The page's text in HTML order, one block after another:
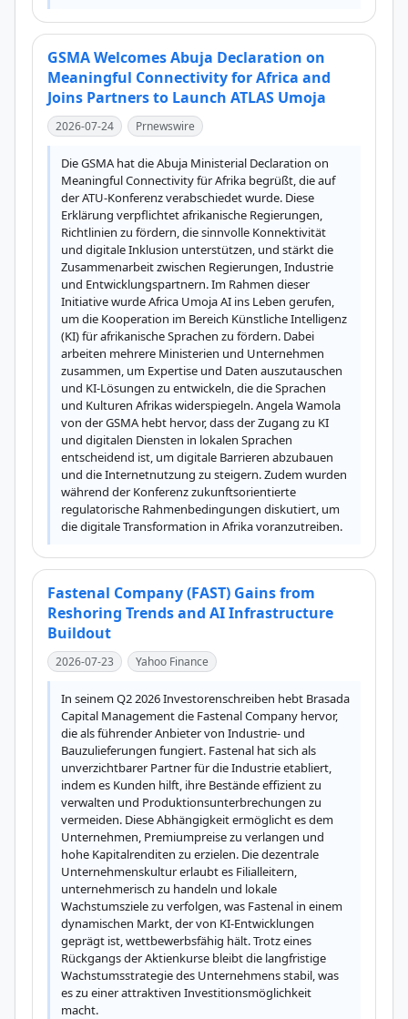
GSMA Welcomes Abuja Declaration on
Meaningful Connectivity for Africa and
Joins Partners to Launch ATLAS Umoja
2026-07-24 Prnewswire
Die GSMA hat die Abuja Ministerial Declaration on
Meaningful Connectivity für Afrika begrüßt, die auf
der ATU-Konferenz verabschiedet wurde. Diese
Erklärung verpflichtet afrikanische Regierungen,
Richtlinien zu fördern, die sinnvolle Konnektivität
und digitale Inklusion unterstützen, und stärkt die
Zusammenarbeit zwischen Regierungen, Industrie
und Entwicklungspartnern. Im Rahmen dieser
Initiative wurde Africa Umoja AI ins Leben gerufen,
um die Kooperation im Bereich Künstliche Intelligenz
(KI) für afrikanische Sprachen zu fördern. Dabei
arbeiten mehrere Ministerien und Unternehmen
zusammen, um Expertise und Daten auszutauschen
und KI-Lösungen zu entwickeln, die die Sprachen
und Kulturen Afrikas widerspiegeln. Angela Wamola
von der GSMA hebt hervor, dass der Zugang zu KI
und digitalen Diensten in lokalen Sprachen
entscheidend ist, um digitale Barrieren abzubauen
und die Internetnutzung zu steigern. Zudem wurden
während der Konferenz zukunftsorientierte
regulatorische Rahmenbedingungen diskutiert, um
die digitale Transformation in Afrika voranzutreiben.
Fastenal Company (FAST) Gains from
Reshoring Trends and AI Infrastructure
Buildout
2026-07-23 Yahoo Finance
In seinem Q2 2026 Investorenschreiben hebt Brasada
Capital Management die Fastenal Company hervor,
die als führender Anbieter von Industrie- und
Bauzulieferungen fungiert. Fastenal hat sich als
unverzichtbarer Partner für die Industrie etabliert,
indem es Kunden hilft, ihre Bestände effizient zu
verwalten und Produktionsunterbrechungen zu
vermeiden. Diese Abhängigkeit ermöglicht es dem
Unternehmen, Premiumpreise zu verlangen und
hohe Kapitalrenditen zu erzielen. Die dezentrale
Unternehmenskultur erlaubt es Filialleitern,
unternehmerisch zu handeln und lokale
Wachstumsziele zu verfolgen, was Fastenal in einem
dynamischen Markt, der von KI-Entwicklungen
geprägt ist, wettbewerbsfähig hält. Trotz eines
Rückgangs der Aktienkurse bleibt die langfristige
Wachstumsstrategie des Unternehmens stabil, was
es zu einer attraktiven Investitionsmöglichkeit
macht.